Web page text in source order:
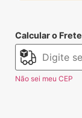
Calcular o Frete
Não sei meu CEP